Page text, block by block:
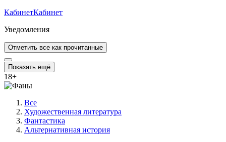
КабинетКабинет
Уведомления
Отметить все как прочитанные
Показать ещё
18+
Все
Художественная литература
Фантастика
Альтернативная история